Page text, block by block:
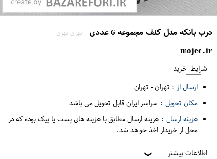
درب بانکه مدل کنف مجموعه 6 عددی تهران تهران
mojee.ir
شرایط خرید
ارسال از : تهران- تهران
مکان تحویل : سراسر ایران قابل تحویل می باشد
هزینه ارسال : هزینه ارسال مطابق با هزینه های پست یا پیک بوده که در
محل از خریدار اخذ خواهد شد.
اطلاعات بیشتر ❯